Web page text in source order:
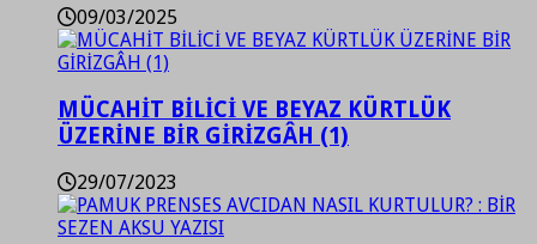
09/03/2025
MÜCAHİT BİLİCİ VE BEYAZ KÜRTLÜK
ÜZERİNE BİR GİRİZGÂH (1)
29/07/2023